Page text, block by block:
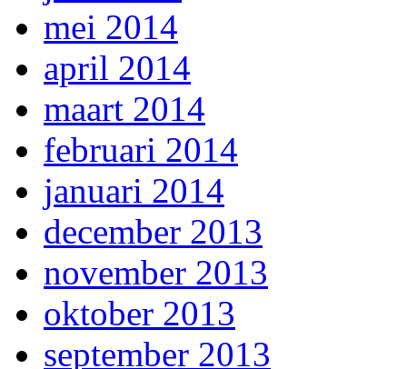
mei 2014
april 2014
maart 2014
februari 2014
januari 2014
december 2013
november 2013
oktober 2013
september 2013